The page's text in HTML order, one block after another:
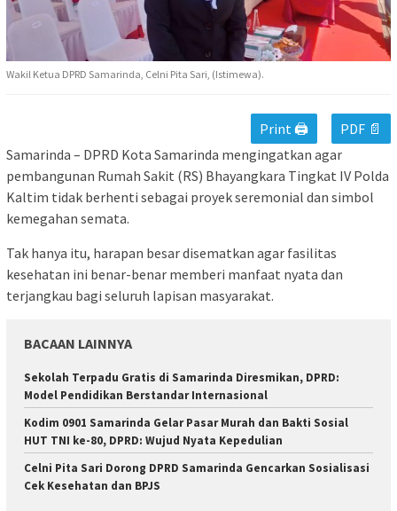
Wakil Ketua DPRD Samarinda, Celni Pita Sari, (Istimewa).
Print 🖨
PDF 📄
Samarinda – DPRD Kota Samarinda mengingatkan agar
pembangunan Rumah Sakit (RS) Bhayangkara Tingkat IV Polda
Kaltim tidak berhenti sebagai proyek seremonial dan simbol
kemegahan semata.
Tak hanya itu, harapan besar disematkan agar fasilitas
kesehatan ini benar-benar memberi manfaat nyata dan
terjangkau bagi seluruh lapisan masyarakat.
BACAAN LAINNYA
Sekolah Terpadu Gratis di Samarinda Diresmikan, DPRD:
Model Pendidikan Berstandar Internasional
Kodim 0901 Samarinda Gelar Pasar Murah dan Bakti Sosial
HUT TNI ke-80, DPRD: Wujud Nyata Kepedulian
Celni Pita Sari Dorong DPRD Samarinda Gencarkan Sosialisasi
Cek Kesehatan dan BPJS